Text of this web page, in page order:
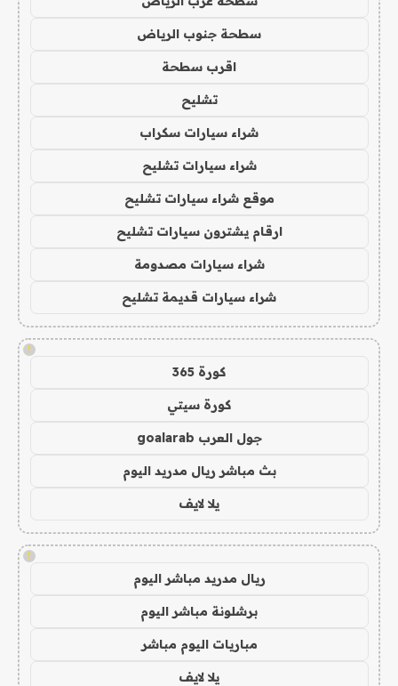
سطحة جنوب الرياض
اقرب سطحة
تشليح
شراء سيارات سكراب
شراء سيارات تشليح
موقع شراء سيارات تشليح
ارقام يشترون سيارات تشليح
شراء سيارات مصدومة
شراء سيارات قديمة تشليح
!
كورة 365
كورة سيتي
جول العرب goalarab
بث مباشر ريال مدريد اليوم
يلا لايف
!
ريال مدريد مباشر اليوم
برشلونة مباشر اليوم
مباريات اليوم مباشر
يلا لايف